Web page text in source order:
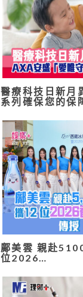
醫療科技日新月
系列確保您的保
鄺美雲 親赴
位2026…